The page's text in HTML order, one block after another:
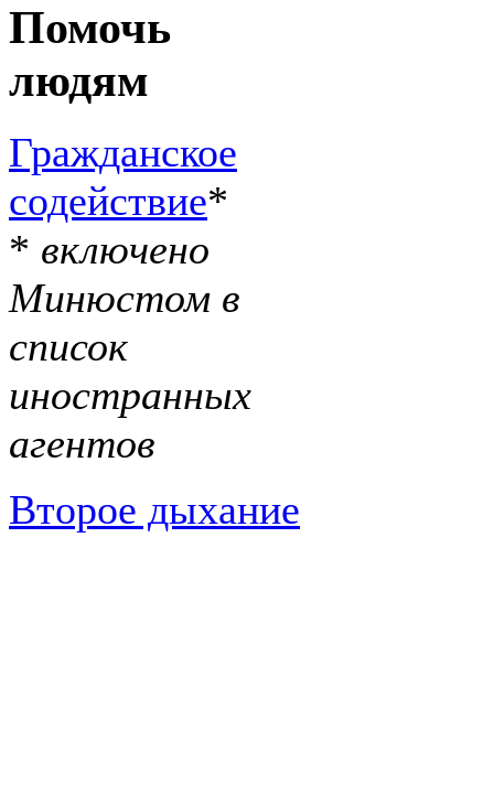
Помочь
людям
Гражданское
содействие*
* включено
Минюстом в
список
иностранных
агентов
Второе дыхание